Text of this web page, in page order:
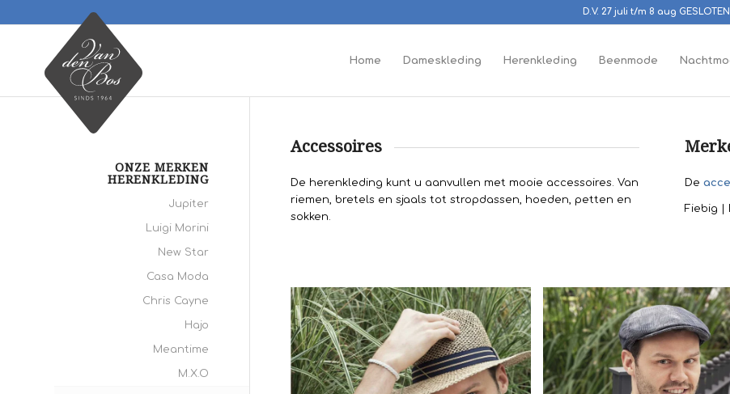
D.V. 27 juli t/m 8 aug
Home Dameskleding Herenkleding Beenmode
Accessoires
De herenkleding kunt u aanvullen met mooie accessoires. Van
riemen, bretels en sjaals tot stropdassen, hoeden, petten en
sokken.
De
Fiebig |
ONZE MERKEN
HERENKLEDING
Jupiter
Luigi Morini
New Star
Casa Moda
Chris Cayne
Hajo
Meantime
M.X.O